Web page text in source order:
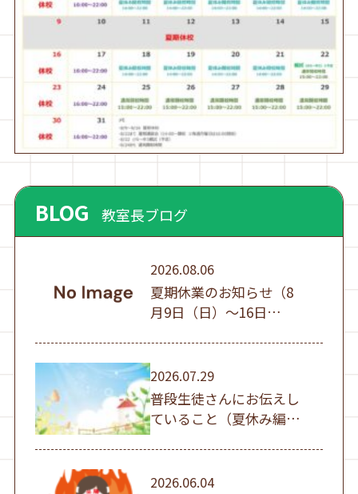
BLOG 教室長ブログ
2026.08.06
夏期休業のお知らせ（8
月9日（日）～16日
2026.07.29
普段生徒さんにお伝えし
ていること（夏休み編
①）
2026.06.04